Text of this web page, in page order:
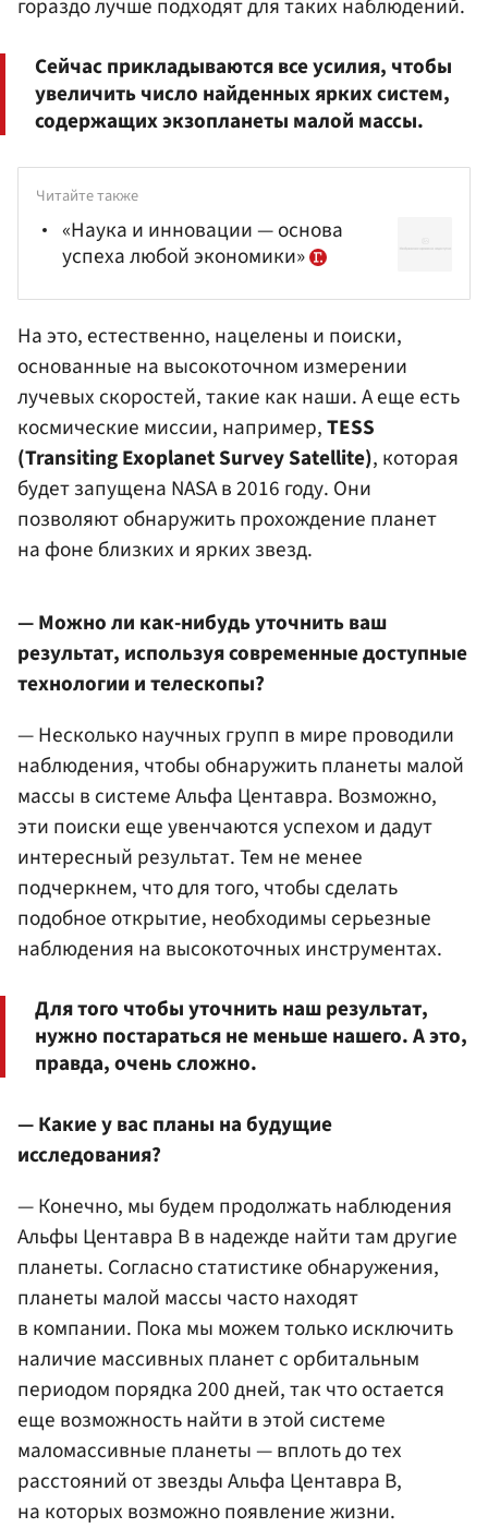
гораздо лучше подходят для таких наблюдений.
Сейчас прикладываются все усилия, чтобы
увеличить число найденных ярких систем,
содержащих экзопланеты малой массы.
Читайте также
«Наука и инновации — основа
успеха любой экономики»
На это, естественно, нацелены и поиски,
основанные на высокоточном измерении
лучевых скоростей, такие как наши. А еще есть
космические миссии, например,TESS
(Transiting Exoplanet Survey Satellite), которая
будет запущена NASA в 2016 году. Они
позволяют обнаружить прохождение планет
на фоне близких и ярких звезд.
— Можно ли как-нибудь уточнить ваш
результат, используя современные доступные
технологии и телескопы?
— Несколько научных групп в мире проводили
наблюдения, чтобы обнаружить планеты малой
массы в системе Альфа Центавра. Возможно,
эти поиски еще увенчаются успехом и дадут
интересный результат. Тем не менее
подчеркнем, что для того, чтобы сделать
подобное открытие, необходимы серьезные
наблюдения на высокоточных инструментах.
Для того чтобы уточнить наш результат,
нужно постараться не меньше нашего. А это,
правда, очень сложно.
— Какие у вас планы на будущие
исследования?
— Конечно, мы будем продолжать наблюдения
Альфы Центавра В в надежде найти там другие
планеты. Согласно статистике обнаружения,
планеты малой массы часто находят
в компании. Пока мы можем только исключить
наличие массивных планет с орбитальным
периодом порядка 200 дней, так что остается
еще возможность найти в этой системе
маломассивные планеты — вплоть до тех
расстояний от звезды Альфа Центавра В,
на которых возможно появление жизни.